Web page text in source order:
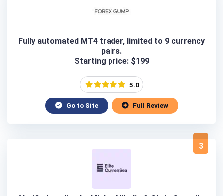
Fully automated MT4 trader, limited to 9 currency
pairs.
Starting price: $199
5.0
Go to Site Full Review
3